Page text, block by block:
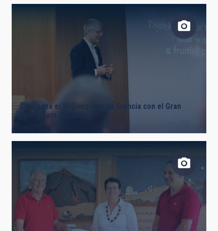
Comienza el VI Congreso de Ciencia con el Gran
Telescopio Canarias